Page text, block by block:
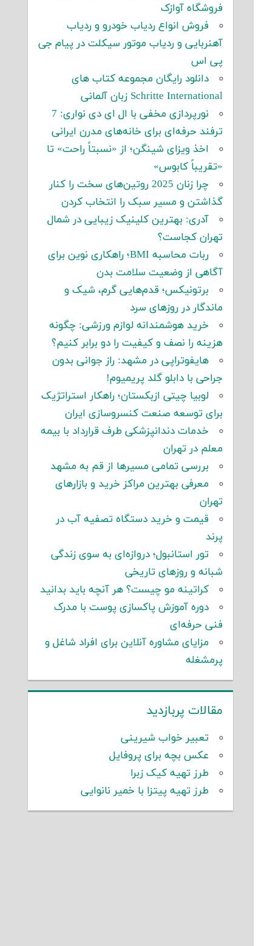
فروشگاه آوازک
فروش انواع ردیاب خودرو و ردیاب
آهنربایی و ردیاب موتور سیکلت در پیام جی
پی اس
دانلود رایگان مجموعه کتاب های
Schritte International زبان آلمانی
نورپردازی مخفی با ال ای دی نواری: 7
ترفند حرفه‌ای برای خانه‌های مدرن ایرانی
اخذ ویزای شینگن؛ از «نسبتاً راحت» تا
«تقریباً کابوس»
چرا زنان 2025 روتین‌های سخت را کنار
گذاشتن و مسیر سبک را انتخاب کردن
آدری: بهترین کلینیک زیبایی در شمال
تهران کجاست؟
ربات محاسبه BMI؛ راهکاری نوین برای
آگاهی از وضعیت سلامت بدن
برتونیکس؛ قدم‌هایی گرم، شیک و
ماندگار در روزهای سرد
خرید هوشمندانه لوازم ورزشی: چگونه
هزینه را نصف و کیفیت را دو برابر کنیم؟
هایفوتراپی در مشهد: راز جوانی بدون
جراحی با دابلو گلد پریمیوم!
لوبیا چیتی ازبکستان؛ راهکار استراتژیک
برای توسعه صنعت کنسروسازی ایران
خدمات دندانپزشکی طرف قرارداد با بیمه
معلم در تهران
بررسی تمامی مسیرها از قم به مشهد
معرفی بهترین مراکز خرید و بازارهای
تهران
قیمت و خرید دستگاه تصفیه آب در
پرند
تور استانبول؛ دروازه‌ای به سوی زندگی
شبانه و روزهای تاریخی
کراتینه مو چیست؟ هر آنچه باید بدانید
دوره آموزش پاکسازی پوست با مدرک
فنی حرفه‌ای
مزایای مشاوره آنلاین برای افراد شاغل و
پرمشغله
مقالات پربازدید
تعبیر خواب شیرینی
عکس بچه برای پروفایل
طرز تهیه کیک زبرا
طرز تهیه پیتزا با خمیر نانوایی